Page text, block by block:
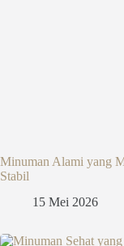
Minuman Alami yang
Stabil
15 Mei 2026